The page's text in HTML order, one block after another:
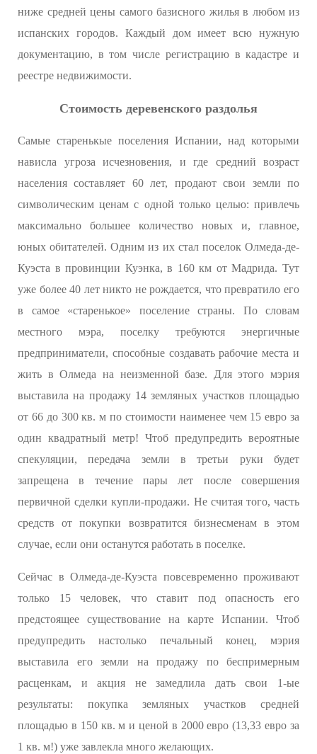
ниже средней цены самого базисного жилья в любом из
испанских городов. Каждый дом имеет всю нужную
документацию, в том числе регистрацию в кадастре и
реестре недвижимости.
Стоимость деревенского раздолья
Самые старенькые поселения Испании, над которыми
нависла угроза исчезновения, и где средний возраст
населения составляет 60 лет, продают свои земли по
символическим ценам с одной только целью: привлечь
максимально большее количество новых и, главное,
юных обитателей. Одним из их стал поселок Олмеда-де-
Куэста в провинции Куэнка, в 160 км от Мадрида. Тут
уже более 40 лет никто не рождается, что превратило его
в самое «старенькое» поселение страны. По словам
местного мэра, поселку требуются энергичные
предприниматели, способные создавать рабочие места и
жить в Олмеда на неизменной базе. Для этого мэрия
выставила на продажу 14 земляных участков площадью
от 66 до 300 кв. м по стоимости наименее чем 15 евро за
один квадратный метр! Чтоб предупредить вероятные
спекуляции, передача земли в третьи руки будет
запрещена в течение пары лет после совершения
первичной сделки купли-продажи. Не считая того, часть
средств от покупки возвратится бизнесменам в этом
случае, если они останутся работать в поселке.
Сейчас в Олмеда-де-Куэста повсевременно проживают
только 15 человек, что ставит под опасность его
предстоящее существование на карте Испании. Чтоб
предупредить настолько печальный конец, мэрия
выставила его земли на продажу по беспримерным
расценкам, и акция не замедлила дать свои 1-ые
результаты: покупка земляных участков средней
площадью в 150 кв. м и ценой в 2000 евро (13,33 евро за
1 кв. м!) уже завлекла много желающих.